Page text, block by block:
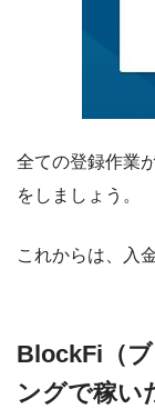
全ての登録作業
をしましょう。
これからは、入
BlockFi（
ングで稼い